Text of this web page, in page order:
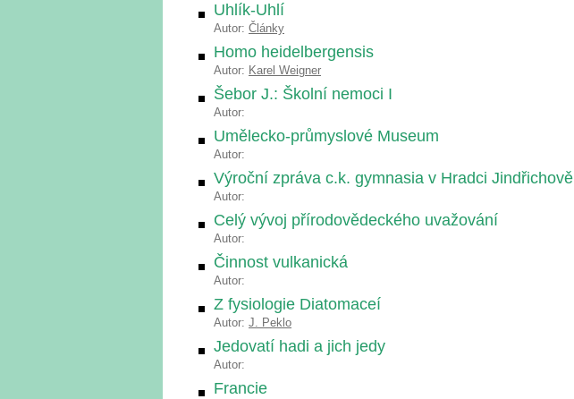
Uhlík-Uhlí
Autor: Články
Homo heidelbergensis
Autor: Karel Weigner
Šebor J.: Školní nemoci I
Autor:
Umělecko-průmyslové Museum
Autor:
Výroční zpráva c.k. gymnasia v Hradci Jindřichově
Autor:
Celý vývoj přírodovědeckého uvažování
Autor:
Činnost vulkanická
Autor:
Z fysiologie Diatomaceí
Autor: J. Peklo
Jedovatí hadi a jich jedy
Autor:
Francie